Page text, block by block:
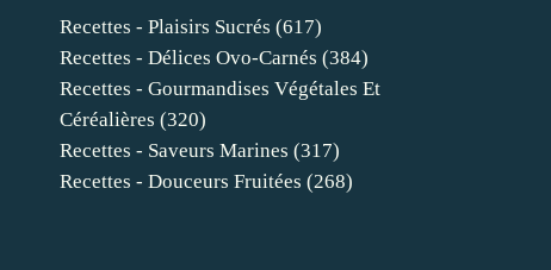
Recettes - Plaisirs Sucrés (617)
Recettes - Délices Ovo-Carnés (384)
Recettes - Gourmandises Végétales Et
Céréalières (320)
Recettes - Saveurs Marines (317)
Recettes - Douceurs Fruitées (268)